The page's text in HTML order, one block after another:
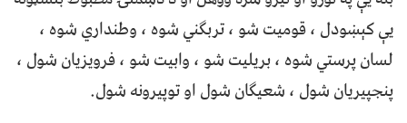
یې کېښودل ، قومیت شو ، تربګني شوه ، وطنداري شوه ،
لسان پرستي شوه ، بریلیت شو ، وابیت شو ، فرویزیان شول ،
پنجپیریان شول ، شعیګان شول او توپیرونه شول.